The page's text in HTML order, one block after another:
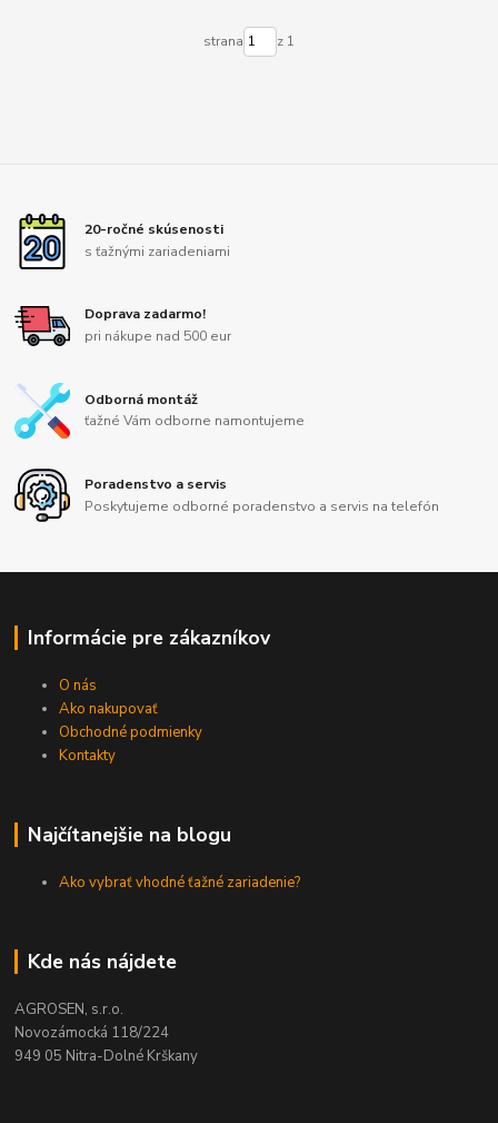
strana z 1
20-ročné skúsenosti
s ťažnými zariadeniami
Doprava zadarmo!
pri nákupe nad 500 eur
Odborná montáž
ťažné Vám odborne namontujeme
Poradenstvo a servis
Poskytujeme odborné poradenstvo a servis na telefón
Informácie pre zákazníkov
O nás
Ako nakupovať
Obchodné podmienky
Kontakty
Najčítanejšie na blogu
Ako vybrať vhodné ťažné zariadenie?
Kde nás nájdete
AGROSEN, s.r.o.
Novozámocká 118/224
949 05 Nitra-Dolné Krškany